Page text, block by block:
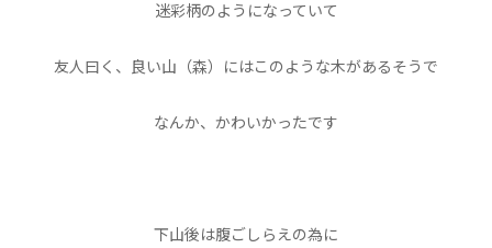
迷彩柄のようになっていて
友人曰く、良い山（森）にはこのような木があるそうで
なんか、かわいかったです
下山後は腹ごしらえの為に